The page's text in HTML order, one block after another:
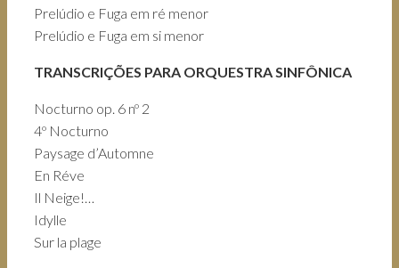
Prelúdio e Fuga em ré menor
Prelúdio e Fuga em si menor
TRANSCRIÇÕES PARA ORQUESTRA SINFÔNICA
Nocturno op. 6 nº 2
4º Nocturno
Paysage d’Automne
En Réve
Il Neige!…
Idylle
Sur la plage